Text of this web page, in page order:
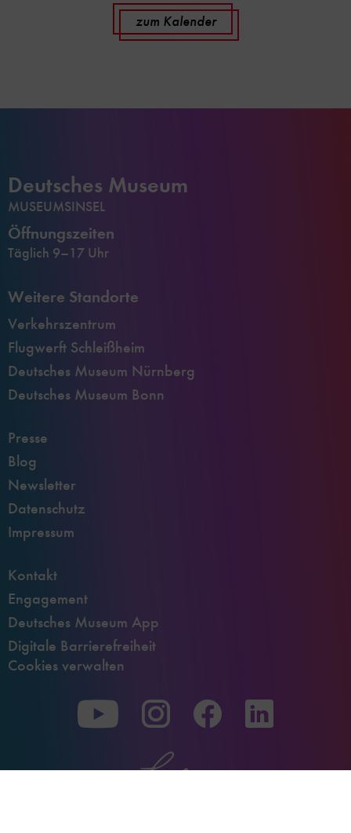
zum Kalender
Deutsches Museum
MUSEUMSINSEL
Öffnungszeiten
Täglich 9–17 Uhr
Weitere Standorte
Verkehrszentrum
Flugwerft Schleißheim
Deutsches Museum Nürnberg
Deutsches Museum Bonn
Presse
Blog
Newsletter
Datenschutz
Impressum
Kontakt
Engagement
Deutsches Museum App
Digitale Barrierefreiheit
Cookies verwalten
Zu
unserer
Youtube-
Seite
Zu
unserer
Instagram-
Seite
Zu
unserer
Seite